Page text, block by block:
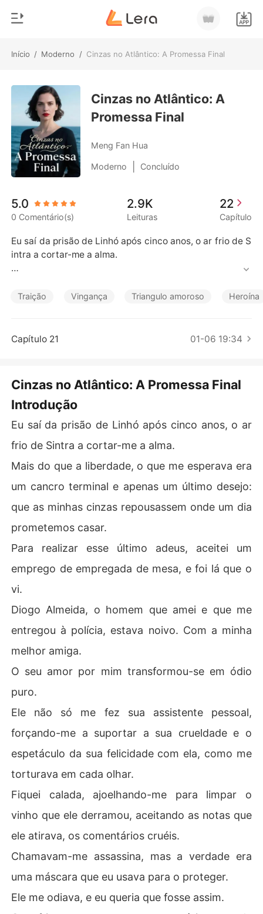
Início / Moderno / Cinzas no Atlântico: A Promessa Final
Loja
Histórico
Sair
Baixar App
Gênero
Moderno
Lobisomem
Contos
Bilionários
Cinzas no Atlântico: A
Promessa Final
Meng Fan Hua
Moderno Concluído
5.0
0 Comentário(s)
2.9K
Leituras
22
Capítulo
Eu saí da prisão de Linhó após cinco anos, o ar frio de S
intra a cortar-me a alma.
cro terminal e apenas um último desejo: que as minhas
Para realizar esse último adeus, aceitei um emprego de
polícia, estava noivo. Com a minha melhor amiga.
Ele não só me fez sua assistente pessoal, forçando-me
dade com ela, como me torturava em cada olhar.
e derramou, aceitando as notas que ele atirava, os com
entários cruéis.
Chamavam-me assassina, mas a verdade era uma más
cara que eu usava para o proteger.
Ele me odiava, e eu queria que fosse assim.
O sofrimento era o meu purgatório, e cada humilhação
aproximava-me do meu único objetivo.
Até que um incêndio e um acidente me levaram ao limit
e.
Salvei-o, uma última vez, e dei a minha vida por quem m
e roubou tudo.
A minha morte, ele acreditava, era a sua vingança.
e por trás do sacrifício que poucos verão, e que mudará
o seu mundo para sempre.
Traição Vingança Triangulo amoroso Heroína
Capítulo 21 01-06 19:34
Cinzas no Atlântico: A Promessa Final
Introdução
Eu saí da prisão de Linhó após cinco anos, o ar
frio de Sintra a cortar-me a alma.
Mais do que a liberdade, o que me esperava era
um cancro terminal e apenas um último desejo:
que as minhas cinzas repousassem onde um dia
prometemos casar.
Para realizar esse último adeus, aceitei um
emprego de empregada de mesa, e foi lá que o
vi.
Diogo Almeida, o homem que amei e que me
entregou à polícia, estava noivo. Com a minha
melhor amiga.
O seu amor por mim transformou-se em ódio
puro.
Ele não só me fez sua assistente pessoal,
forçando-me a suportar a sua crueldade e o
espetáculo da sua felicidade com ela, como me
torturava em cada olhar.
Fiquei calada, ajoelhando-me para limpar o
vinho que ele derramou, aceitando as notas que
ele atirava, os comentários cruéis.
Chamavam-me assassina, mas a verdade era
uma máscara que eu usava para o proteger.
Ele me odiava, e eu queria que fosse assim.